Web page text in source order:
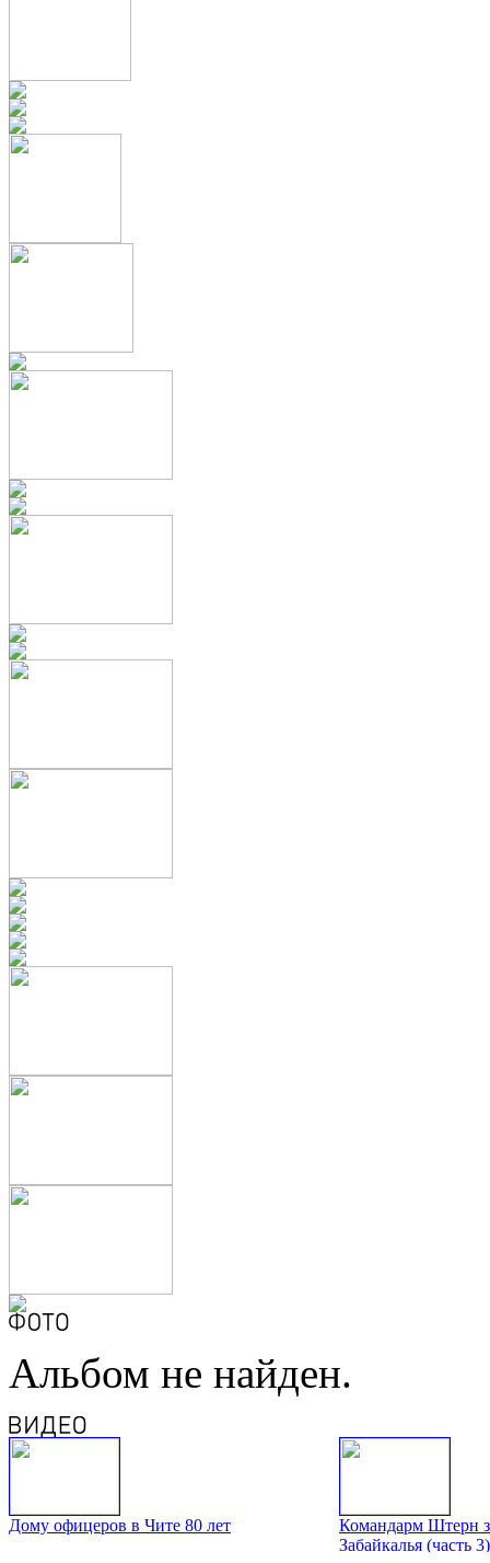
Альбом не найден.
Дому офицеров в Чите 80 лет
Командарм Штерн
Забайкалья (часть 3)